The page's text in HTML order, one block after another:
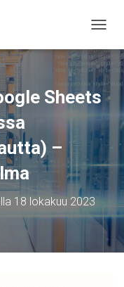
Sheets
–
18 lokakuu 2023